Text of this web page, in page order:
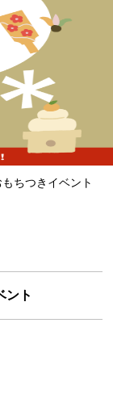
ちつきイベント
ント